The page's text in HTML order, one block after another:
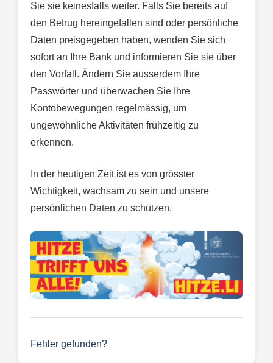
Sie sie keinesfalls weiter. Falls Sie bereits auf
den Betrug hereingefallen sind oder persönliche
Daten preisgegeben haben, wenden Sie sich
sofort an Ihre Bank und informieren Sie sie über
den Vorfall. Ändern Sie ausserdem Ihre
Passwörter und überwachen Sie Ihre
Kontobewegungen regelmässig, um
ungewöhnliche Aktivitäten frühzeitig zu
erkennen.
In der heutigen Zeit ist es von grösster
Wichtigkeit, wachsam zu sein und unsere
persönlichen Daten zu schützen.
Fehler gefunden?